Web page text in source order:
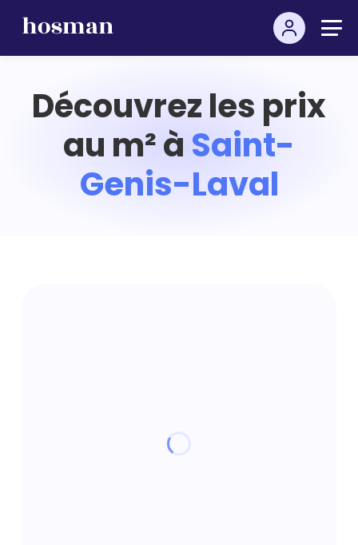
Découvrez les prix
au m² à Saint-
Genis-Laval